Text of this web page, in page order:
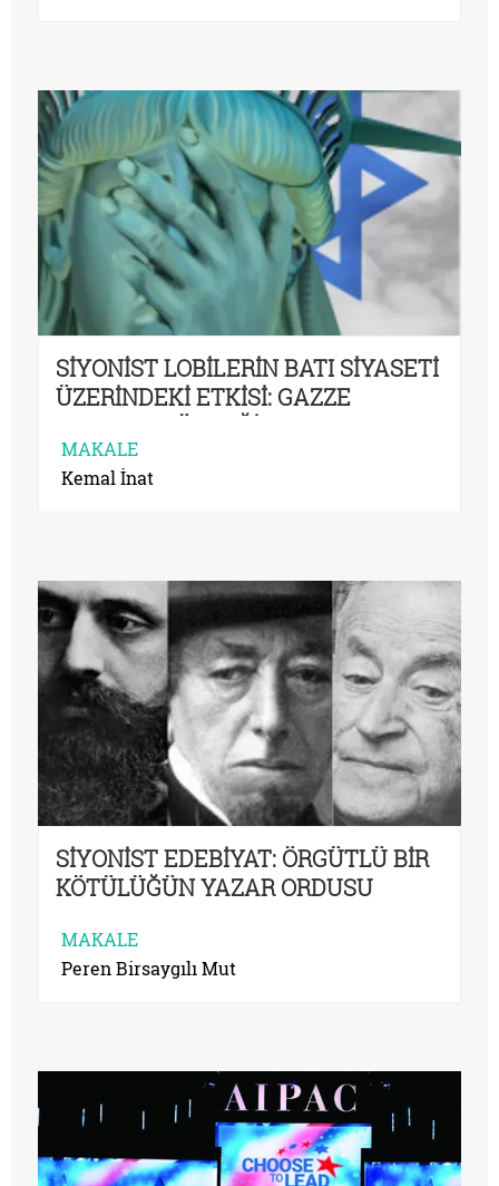
SİYONİST LOBİLERİN BATI SİYASETİ
ÜZERİNDEKİ ETKİSİ: GAZZE
SOYKIRIMI ÖRNEĞİ
MAKALE
Kemal İnat
SİYONİST EDEBİYAT: ÖRGÜTLÜ BİR
KÖTÜLÜĞÜN YAZAR ORDUSU
MAKALE
Peren Birsaygılı Mut